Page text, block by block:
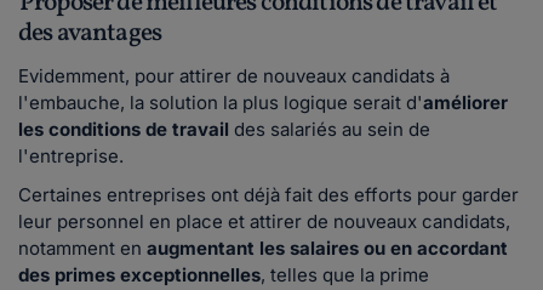
des avantages
Evidemment, pour attirer de nouveaux candidats à
l'embauche, la solution la plus logique serait d'améliorer
les conditions de travail des salariés au sein de
l'entreprise.
Certaines entreprises ont déjà fait des efforts pour garder
leur personnel en place et attirer de nouveaux candidats,
notamment en augmentant les salaires ou en accordant
des primes exceptionnelles, telles que la prime